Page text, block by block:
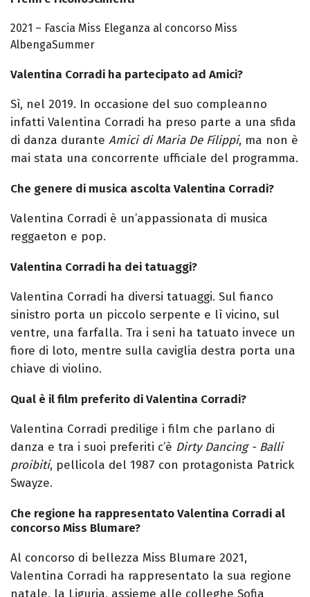
2021 – Fascia Miss Eleganza al concorso Miss
AlbengaSummer
Valentina Corradi ha partecipato ad Amici?
Sì, nel 2019. In occasione del suo compleanno
infatti Valentina Corradi ha preso parte a una sfida
di danza durante Amici di Maria De Filippi, ma non è
mai stata una concorrente ufficiale del programma.
Che genere di musica ascolta Valentina Corradi?
Valentina Corradi è un’appassionata di musica
reggaeton e pop.
Valentina Corradi ha dei tatuaggi?
Valentina Corradi ha diversi tatuaggi. Sul fianco
sinistro porta un piccolo serpente e lì vicino, sul
ventre, una farfalla. Tra i seni ha tatuato invece un
fiore di loto, mentre sulla caviglia destra porta una
chiave di violino.
Qual è il film preferito di Valentina Corradi?
Valentina Corradi predilige i film che parlano di
danza e tra i suoi preferiti c’è Dirty Dancing - Balli
proibiti, pellicola del 1987 con protagonista Patrick
Swayze.
Che regione ha rappresentato Valentina Corradi al
concorso Miss Blumare?
Al concorso di bellezza Miss Blumare 2021,
Valentina Corradi ha rappresentato la sua regione